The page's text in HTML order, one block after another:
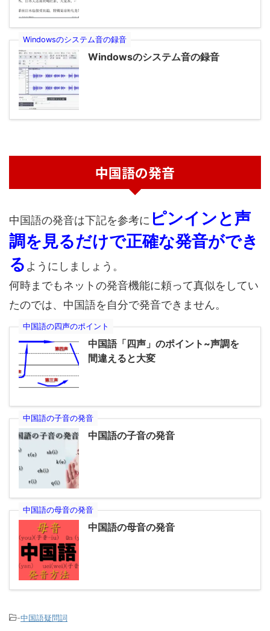
Windowsのシステム音の録音
Windowsのシステム音の録音
中国語の発音
中国語の発音は下記を参考に ピンインと声
調を見るだけで正確な発音ができ
る ようにしましょう。
何時までもネットの発音機能に頼って真似をしてい
たのでは、中国語を自分で発音できません。
中国語の四声のポイント
中国語「四声」のポイント~声調を
間違えると大変
中国語の子音の発音
中国語の子音の発音
中国語の母音の発音
中国語の母音の発音
-中国語疑問詞